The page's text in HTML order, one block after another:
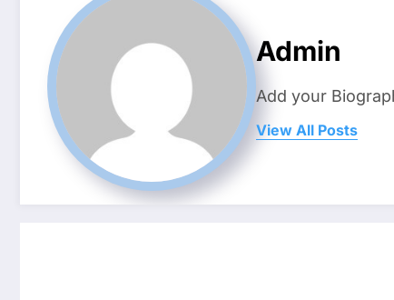
Admin
Add your
View All Posts